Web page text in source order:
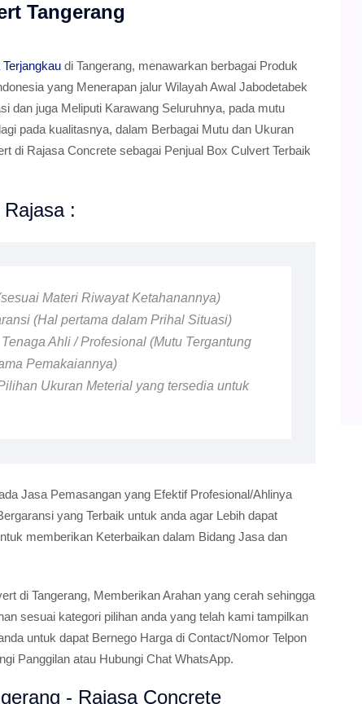
Tangerang
di Tangerang, menawarkan berbagai Produk
yang Menerapan jalur Wilayah Awal Jabodetabek
dan juga Meliputi Karawang Seluruhnya, pada mutu
pada kualitasnya, dalam Berbagai Mutu dan Ukuran
di Rajasa Concrete sebagai Penjual Box Culvert Terbaik
:
Materi Riwayat Ketahanannya)
(Hal pertama dalam Prihal Situasi)
Ahli / Profesional (Mutu Tergantung
Pemakaiannya)
Ukuran Meterial yang tersedia untuk
Jasa Pemasangan yang Efektif Profesional/Ahlinya
yang Terbaik untuk anda agar Lebih dapat
memberikan Keterbaikan dalam Bidang Jasa dan
di Tangerang, Memberikan Arahan yang cerah sehingga
sesuai kategori pilihan anda yang telah kami tampilkan
untuk dapat Bernego Harga di Contact/Nomor Telpon
Panggilan atau Hubungi Chat WhatsApp.
- Rajasa Concrete